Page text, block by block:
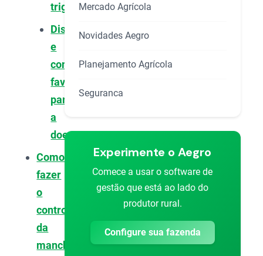
trigo?
Disseminação
e
condições
favoráveis
para
a
doença
Como
fazer
o
controle
da
mancha-
Mercado Agrícola
Novidades Aegro
Planejamento Agrícola
Seguranca
Experimente o Aegro
Comece a usar o software de
gestão que está ao lado do
produtor rural.
Configure sua fazenda